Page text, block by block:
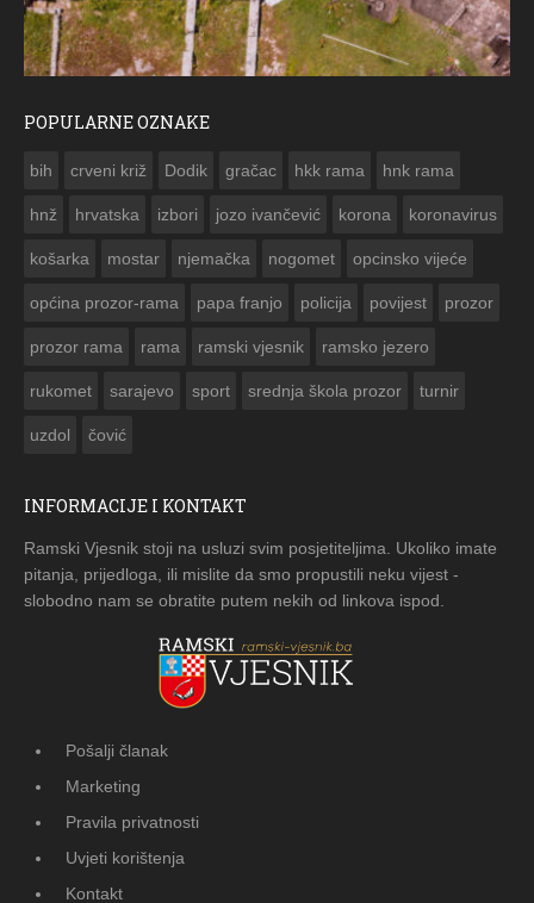
POPULARNE OZNAKE
bih crveni križ Dodik gračac hkk rama hnk rama
hnž hrvatska izbori jozo ivančević korona koronavirus
košarka mostar njemačka nogomet opcinsko vijeće
općina prozor-rama papa franjo policija povijest prozor
prozor rama rama ramski vjesnik ramsko jezero
rukomet sarajevo sport srednja škola prozor turnir
uzdol čović
INFORMACIJE I KONTAKT
Ramski Vjesnik stoji na usluzi svim posjetiteljima. Ukoliko imate
pitanja, prijedloga, ili mislite da smo propustili neku vijest -
slobodno nam se obratite putem nekih od linkova ispod.
Pošalji članak
Marketing
Pravila privatnosti
Uvjeti korištenja
Kontakt